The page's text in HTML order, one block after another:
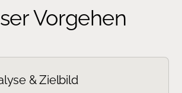
Vorgehen
& Zielbild